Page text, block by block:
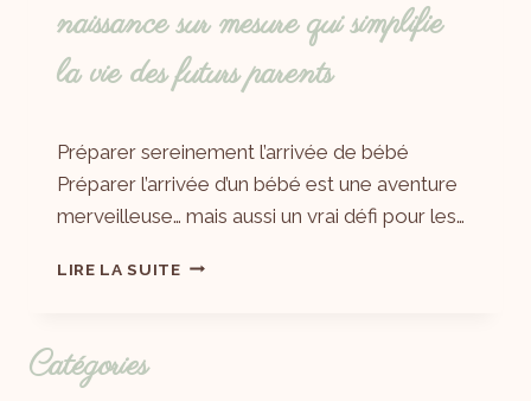
naissance sur mesure qui simplifie
la vie des futurs parents
Laëtitia
Préparer sereinement l’arrivée de bébé
Préparer l’arrivée d’un bébé est une aventure
merveilleuse… mais aussi un vrai défi pour les…
LIRE LA SUITE
Catégories